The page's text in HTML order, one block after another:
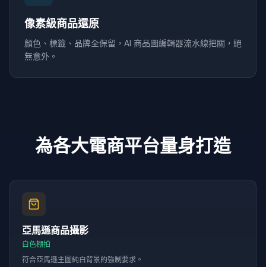
像素級商品還原
顏色、標籤、品牌全保留，AI 商品圖編輯器流水線把關，絕
無意外。
為各大電商平台量身打造
亞馬遜商品攝影
白色棚拍
符合亞馬遜主圖純白背景的強制要求。